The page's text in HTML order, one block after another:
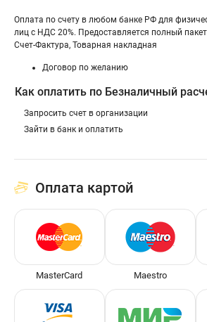
Оплата по счету в любом банке РФ для
лиц с НДС 20%. Предоставляется полный
Счет-Фактура, Товарная накладная
Договор по желанию
Как оплатить по Безналичный
Запросить счет в организации
Зайти в банк и оплатить
Оплата картой
MasterCard Maestro